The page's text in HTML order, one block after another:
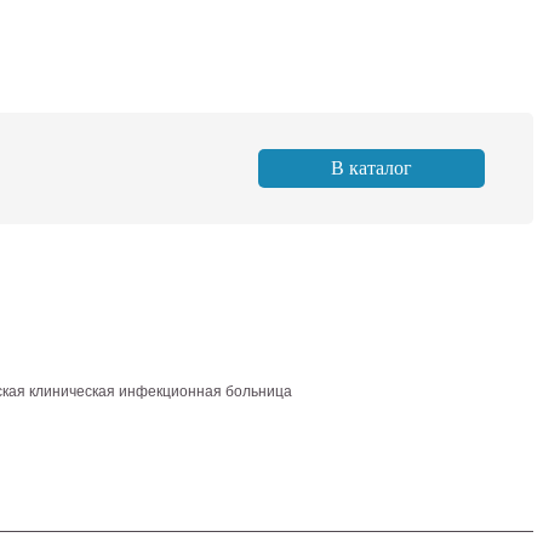
В каталог
клиническая инфекционная больница